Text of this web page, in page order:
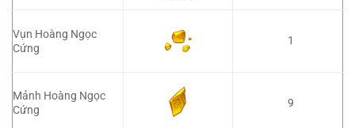
Vụn Hoàng Ngọc
Cứng
1
Mảnh Hoàng Ngọc
Cứng
9